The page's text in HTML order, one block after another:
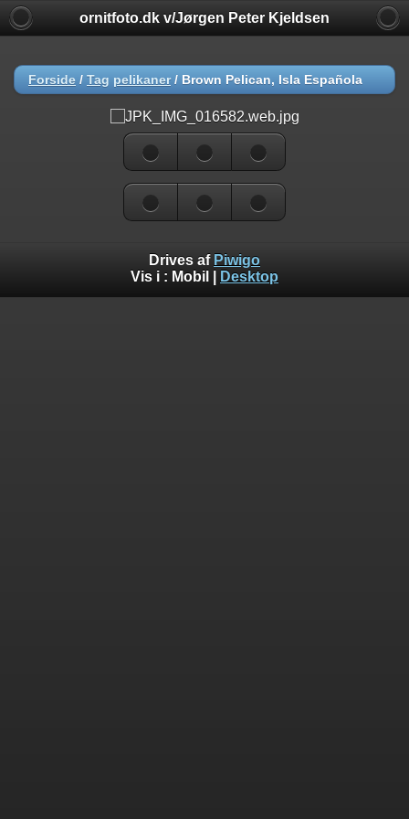
ornitfoto.dk v/Jørgen Peter Kjeldsen
Forside / Tag pelikaner/ Brown Pelican, Isla Española
Drives af Piwigo
Vis i : Mobil Desktop